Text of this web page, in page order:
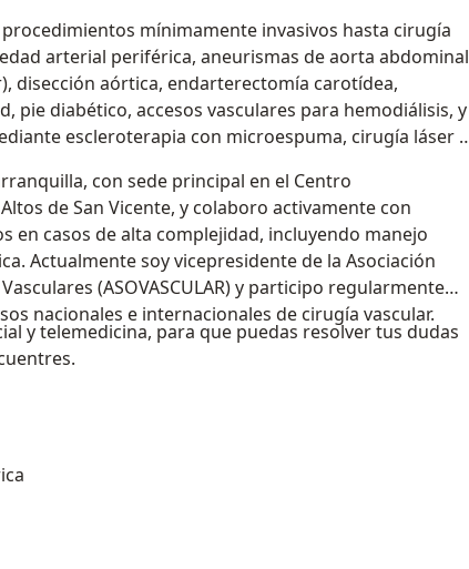
mínimamente invasivos hasta cirugía
arterial periférica, aneurismas de aorta abdominal
disección aórtica, endarterectomía carotídea,
pie diabético, accesos vasculares para hemodiálisis, y
escleroterapia con microespuma, cirugía láser y
con sede principal en el Centro
de San Vicente, y colaboro activamente con
en casos de alta complejidad, incluyendo manejo
Actualmente soy vicepresidente de la Asociación
(ASOVASCULAR) y participo regularmente
nacionales e internacionales de cirugía vascular.
y telemedicina, para que puedas resolver tus dudas